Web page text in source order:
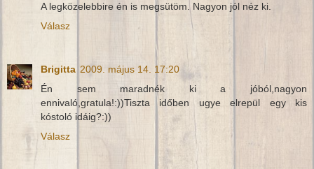
A legközelebbire én is megsütöm. Nagyon jól néz ki.
Válasz
Brigitta 2009. május 14. 17:20
Én sem maradnék ki a jóból,nagyon
ennivaló,gratula!:))Tiszta időben ugye elrepül egy kis
kóstoló idáig?:))
Válasz